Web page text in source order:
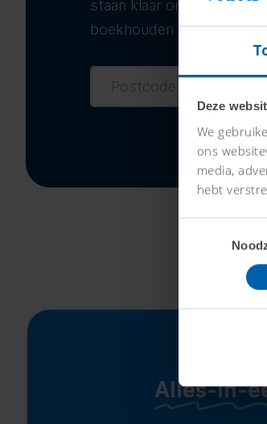
Deze
We
ons
media,
hebt
staan klaar om je te
boekhouden én profiteren
Alles-in-